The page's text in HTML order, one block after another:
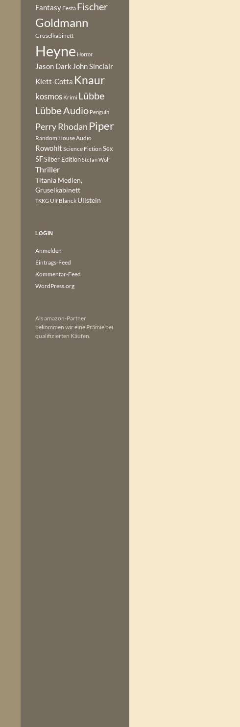
Fantasy Festa Fischer
Goldmann
Gruselkabinett
Heyne Horror
Jason Dark John Sinclair
Klett-Cotta Knaur
kosmos Krimi Lübbe
Lübbe Audio Penguin
Perry Rhodan Piper
Random House Audio
Rowohlt Science Fiction Sex
SFSilber EditionStefan Wolf
Thriller
Titania Medien,
Gruselkabinett
TKKG Ulf Blanck Ullstein
LOGIN
Anmelden
Eintrags-Feed
Kommentar-Feed
WordPress.org
Als amazon-Partner
bekommen wir eine Prämie bei
qualifizierten Käufen.